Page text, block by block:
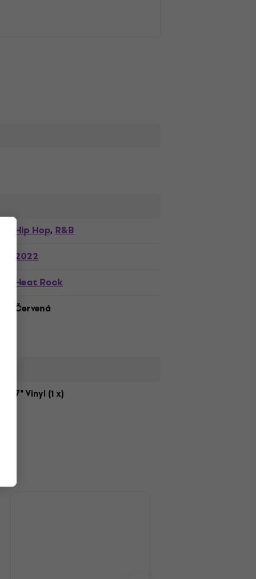
Hip Hop,R&B
2022
Heat Rock
Červená
7" Vinyl (1 x)